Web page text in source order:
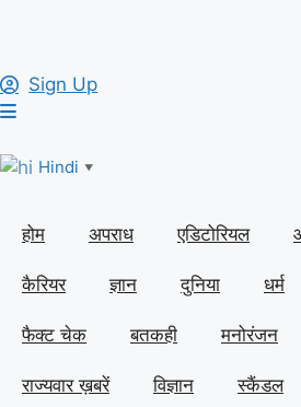
Sign Up
Hindi ▼
होम अपराध एडिटोरियल
कैरियर ज्ञान दुनिया धर्म
फैक्ट चेक बतकही मनोरंजन
राज्यवार ख़बरें विज्ञान स्कैंडल